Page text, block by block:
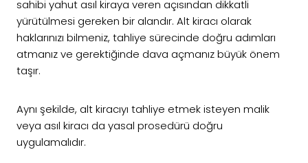
sahibi yahut asıl kiraya veren açısından dikkatli
yürütülmesi gereken bir alandır. Alt kiracı olarak
haklarınızı bilmeniz, tahliye sürecinde doğru adımları
atmanız ve gerektiğinde dava açmanız büyük önem
taşır.
Aynı şekilde, alt kiracıyı tahliye etmek isteyen malik
veya asıl kiracı da yasal prosedürü doğru
uygulamalıdır.